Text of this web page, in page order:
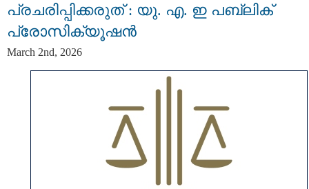
പ്രചരിപ്പിക്കരുത് : യു. എ. ഇ പബ്ലിക്
പ്രോസിക്യൂഷൻ
March 2nd, 2026